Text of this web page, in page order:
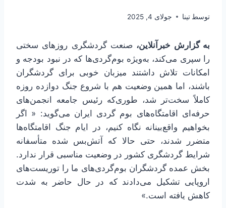
توسط تینا جولای 4, 2025
به گزارش خبرآنلاین، صنعت گردشگری روزهای سختی
را سپری می‌کند، به‌ویژه بوم‌گردی‌ها که در نبود بودجه و
امکانات تلاش داشتند میزبان خوبی برای گردشگران
باشند، اما همین وضعیت هم با شروع جنگ دوازده روزه
کاملاً سخت‌تر شد، طوری‌که رئیس جامعه انجمن‌های
حرفه‌ای اقامتگاه‌های بوم گردی ایران می‌گوید: « اگر
بخواهیم واقع‌بینانه نگاه کنیم، در ایام جنگ اقامتگاه‌ها
متضرر شدند، حتی حالا که آتش‌بس شده متأسفانه
شرایط گردشگری کشور در وضعیت مناسبی قرار ندارد.
بخش عمده گردشگران بوم‌گردی‌های ما را توریست‌های
اروپایی تشکیل می‌دادند که در حال حاضر به شدت
کاهش یافته است.»